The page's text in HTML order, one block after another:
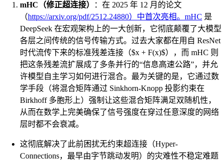
mHC（修正超连接）
：在 2025 年 12 月的论文
（https://arxiv.org/pdf/2512.24880）中首次亮相。mHC 是
DeepSeek 在宏观架构上的一大创新，它彻底颠覆了大模型
各层之间传统的信号传输方式。过去大家都在用自 ResNet
时代流传下来的标准残差连接（$x + F(x)$），而 mHC 则
把这条残差流扩展成了多条并行的“信息高速公路”，并允
许模型自主学习如何进行混合。最为关键的是，它通过数
学手段（将混合矩阵通过 Sinkhorn-Knopp 投影约束在
Birkhoff 多胞形上）强制让这些混合矩阵满足双随机性，
从而在数学上完美确保了信号强度在穿过任意深度的网络
层时都不会衰减。
这彻底解决了此前困扰无约束超连接（Hyper-
Connections，最早由字节跳动发明）的灾难性不稳定难题